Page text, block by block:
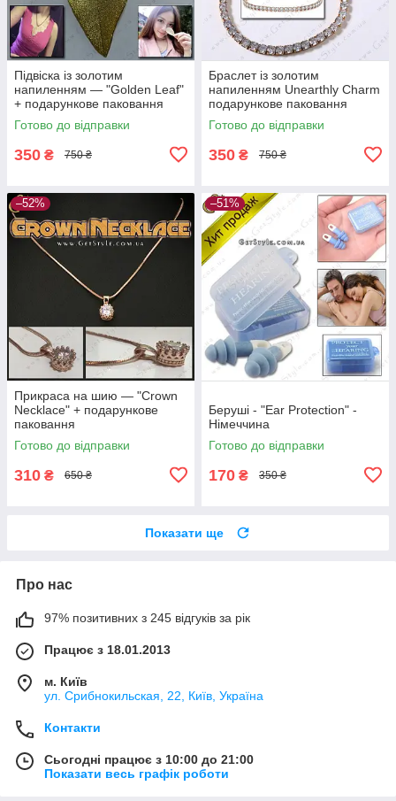
Підвіска із золотим
напиленням — "Golden Leaf"
+ подарункове паковання
Готово до відправки
350 ₴ 750 ₴
Браслет із золотим
напиленням Unearthly Charm
подарункове паковання
Готово до відправки
350 ₴ 750 ₴
–52%
Прикраса на шию — "Crown
Necklace" + подарункове
паковання
Готово до відправки
310 ₴ 650 ₴
–51%
Беруші - "Ear Protection" -
Німеччина
Готово до відправки
170 ₴ 350 ₴
Показати ще
Про нас
97% позитивних з 245 відгуків за рік
Працює з 18.01.2013
м. Київ
ул. Срибнокильская, 22, Київ, Україна
Контакти
Сьогодні працює з 10:00 до 21:00
Показати весь графік роботи